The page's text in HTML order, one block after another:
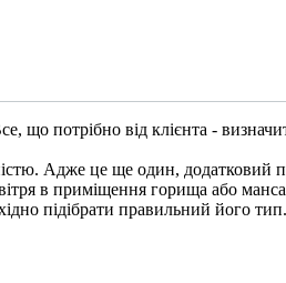
що потрібно від клієнта -
Адже це ще один, додатковий
в приміщення горища або
підібрати правильний його тип.